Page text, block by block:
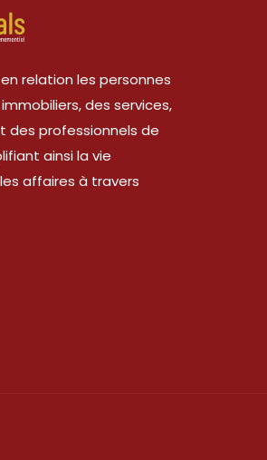
relation les personnes
des services,
des professionnels de
ainsi la vie
affaires à travers